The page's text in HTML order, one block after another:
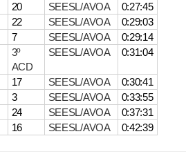
20 SEESL/AVOA
0:27:45
22 SEESL/AVOA
0:29:03
7 SEESL/AVOA
0:29:14
3º
ACD
SEESL/AVOA 0:31:04
17 SEESL/AVOA
0:30:41
3 SEESL/AVOA
0:33:55
24 SEESL/AVOA
0:37:31
16 SEESL/AVOA 0:42:39